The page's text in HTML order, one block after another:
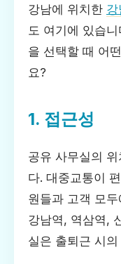
강남에 위치한 강
도 여기에 있습
을 선택할 때 어
요?
1. 접근성
공유 사무실의
다. 대중교통이
원들과 고객 모
강남역, 역삼역,
실은 출퇴근 시